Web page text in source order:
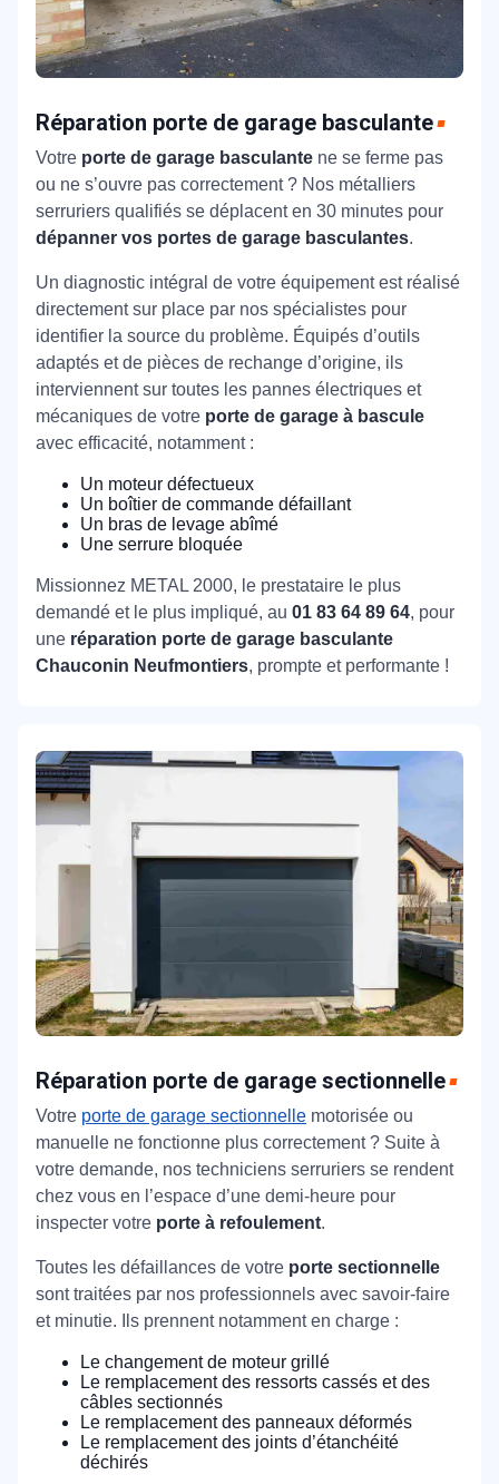
Réparation porte de garage basculante
Votre porte de garage basculante ne se ferme pas
ou ne s’ouvre pas correctement ? Nos métalliers
serruriers qualifiés se déplacent en 30 minutes pour
dépanner vos portes de garage basculantes.
Un diagnostic intégral de votre équipement est réalisé
directement sur place par nos spécialistes pour
identifier la source du problème. Équipés d’outils
adaptés et de pièces de rechange d’origine, ils
interviennent sur toutes les pannes électriques et
mécaniques de votre porte de garage à bascule
avec efficacité, notamment :
Un moteur défectueux
Un boîtier de commande défaillant
Un bras de levage abîmé
Une serrure bloquée
Missionnez METAL 2000, le prestataire le plus
demandé et le plus impliqué, au 01 83 64 89 64, pour
une réparation porte de garage basculante
Chauconin Neufmontiers, prompte et performante !
Réparation porte de garage sectionnelle
Votre porte de garage sectionnelle motorisée ou
manuelle ne fonctionne plus correctement ? Suite à
votre demande, nos techniciens serruriers se rendent
chez vous en l’espace d’une demi-heure pour
inspecter votre porte à refoulement.
Toutes les défaillances de votre porte sectionnelle
sont traitées par nos professionnels avec savoir-faire
et minutie. Ils prennent notamment en charge :
Le changement de moteur grillé
Le remplacement des ressorts cassés et des
câbles sectionnés
Le remplacement des panneaux déformés
Le remplacement des joints d’étanchéité
déchirés